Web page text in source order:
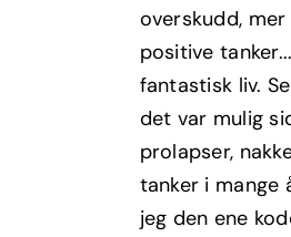
overskudd,
positive
fantastisk liv.
det var mulig
prolapser,
tanker i mange
jeg den ene